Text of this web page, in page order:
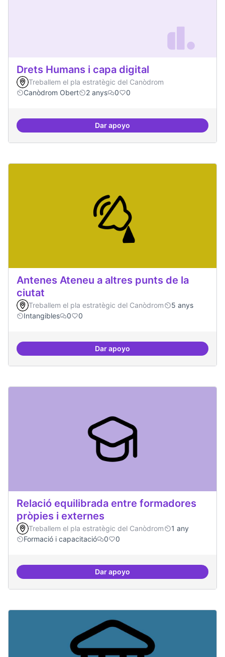
Drets Humans i capa digital
Treballem el pla estratègic del Canòdrom
Canòdrom Obert
2 anys 0 0
Dar apoyoDrets Humans i capa digital
Antenes Ateneu a altres punts de la
ciutat
Treballem el pla estratègic del Canòdrom
5 anys
Intangibles
0 0
Dar apoyoAntenes Ateneu a altres punts
Relació equilibrada entre formadores
pròpies i externes
Treballem el pla estratègic del Canòdrom
1 any
Formació i capacitació
0 0
Dar apoyoRelació equilibrada entre